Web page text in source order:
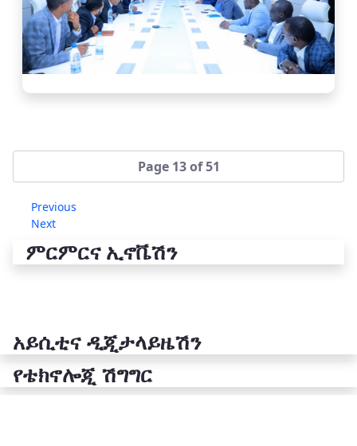
Page 13 of 51
Previous
Next
ምርምርና ኢኖቬሽን
አይሲቲና ዲጂታላይዜሽን
የቴክኖሎጂ ሽግግር